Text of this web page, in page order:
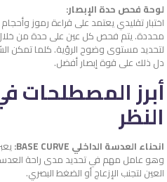
لوحة فحص حدة الإبصار:
اختبار تقليدي يعتمد على قراءة رموز
محددة. يتم فحص كل عين على حدة من خلال
لتحديد مستوى وضوح الرؤية. كلما تمكن
دل ذلك على قوة إبصار أفضل.
أبرز المصطلحات
النظر
انحناء العدسة الداخلي BASE CURVE:
وهو عامل مهم في تحديد مدى راحة
العين لتجنب الإزعاج أو الضغط البصري.